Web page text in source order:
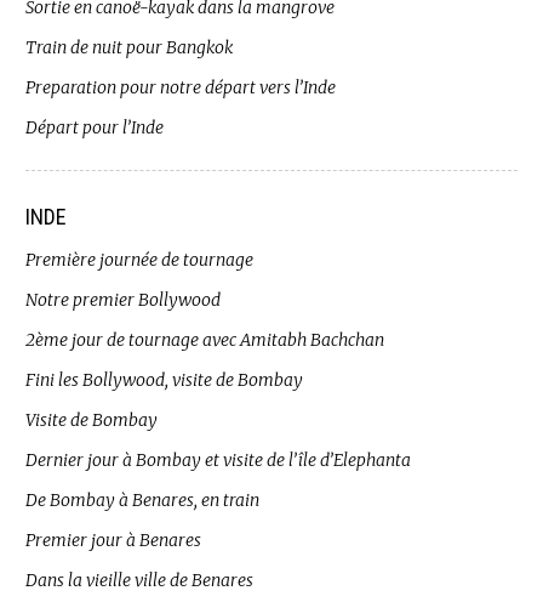
Sortie en canoë-kayak dans la mangrove
Train de nuit pour Bangkok
Preparation pour notre départ vers l’Inde
Départ pour l’Inde
INDE
Première journée de tournage
Notre premier Bollywood
2ème jour de tournage avec Amitabh Bachchan
Fini les Bollywood, visite de Bombay
Visite de Bombay
Dernier jour à Bombay et visite de l’île d’Elephanta
De Bombay à Benares, en train
Premier jour à Benares
Dans la vieille ville de Benares